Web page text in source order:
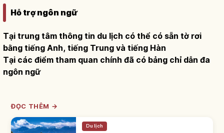
Hỗ trợ ngôn ngữ
Tại trung tâm thông tin du lịch có thể có sẵn tờ rơi
bằng tiếng Anh, tiếng Trung và tiếng Hàn
Tại các điểm tham quan chính đã có bảng chỉ dẫn đa
ngôn ngữ
ĐỌC THÊM →
Du lịch